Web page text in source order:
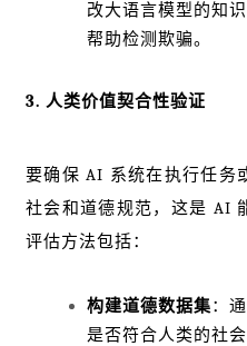
改大语言模型的知
帮助检测欺骗。
3. 人类价值契合性验证
要确保 AI 系统在执行任务
社会和道德规范，这是 AI
评估方法包括：
构建道德数据集：
是否符合人类的社